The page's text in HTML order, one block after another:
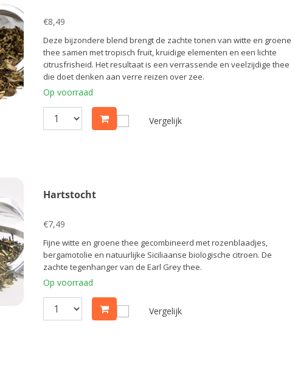
€8,49
Deze bijzondere blend brengt de zachte tonen van witte en groene
thee samen met tropisch fruit, kruidige elementen en een lichte
citrusfrisheid. Het resultaat is een verrassende en veelzijdige thee
die doet denken aan verre reizen over zee.
Op voorraad
Vergelijk
Hartstocht
€7,49
Fijne witte en groene thee gecombineerd met rozenblaadjes,
bergamotolie en natuurlijke Siciliaanse biologische citroen. De
zachte tegenhanger van de Earl Grey thee.
Op voorraad
Vergelijk